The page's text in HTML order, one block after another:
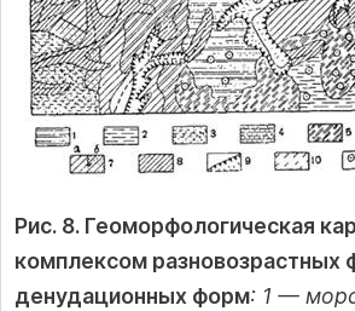
Рис. 8. Геоморфологическая
комплексом разновозрастных
денудационных форм: 1 —